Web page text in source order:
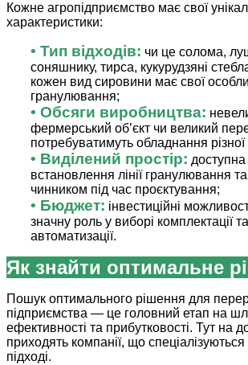
Кожне агропідприємство має свої
характеристики:
• Тип відходів: чи це солома,
соняшнику, тирса, кукурудзяні
кожен вид сировини має свої
гранулювання;
• Обсяги виробництва:
фермерський об’єкт чи великий
потребуватимуть обладнання різної
• Виділений простір:
встановлення лінії гранулювання
чинником під час проєктування;
• Бюджет: інвестиційні
значну роль у виборі комплектації
автоматизації.
Як знайти оптимальне
Пошук оптимального рішення для
підприємства — це головний етап на
ефективності та прибутковості. Тут на
приходять компанії, що
підході.